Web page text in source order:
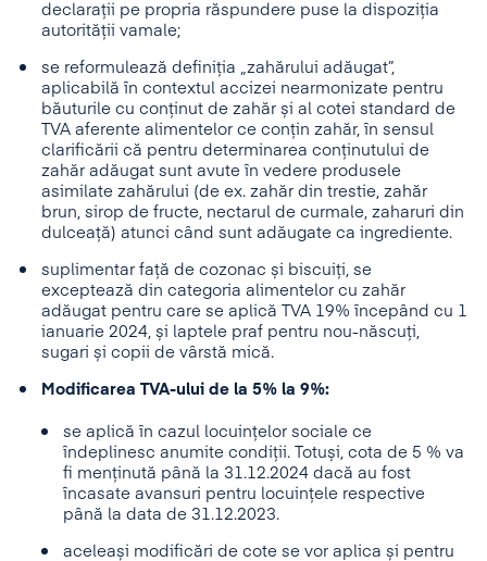
declarații pe propria răspundere puse la dispoziția
autorității vamale;
se reformulează definiția „zahărului adăugat”,
aplicabilă în contextul accizei nearmonizate pentru
băuturile cu conținut de zahăr și al cotei standard de
TVA aferente alimentelor ce conțin zahăr, în sensul
clarificării că pentru determinarea conținutului de
zahăr adăugat sunt avute în vedere produsele
asimilate zahărului (de ex. zahăr din trestie, zahăr
brun, sirop de fructe, nectarul de curmale, zaharuri din
dulceață) atunci când sunt adăugate ca ingrediente.
suplimentar față de cozonac și biscuiți, se
exceptează din categoria alimentelor cu zahăr
adăugat pentru care se aplică TVA 19% începând cu 1
ianuarie 2024, și laptele praf pentru nou-născuți,
sugari și copii de vârstă mică.
Modificarea TVA-ului de la 5% la 9%:
se aplică în cazul locuințelor sociale ce
îndeplinesc anumite condiții. Totuși, cota de 5 % va
fi menținută până la 31.12.2024 dacă au fost
încasate avansuri pentru locuințele respective
până la data de 31.12.2023.
aceleași modificări de cote se vor aplica și pentru